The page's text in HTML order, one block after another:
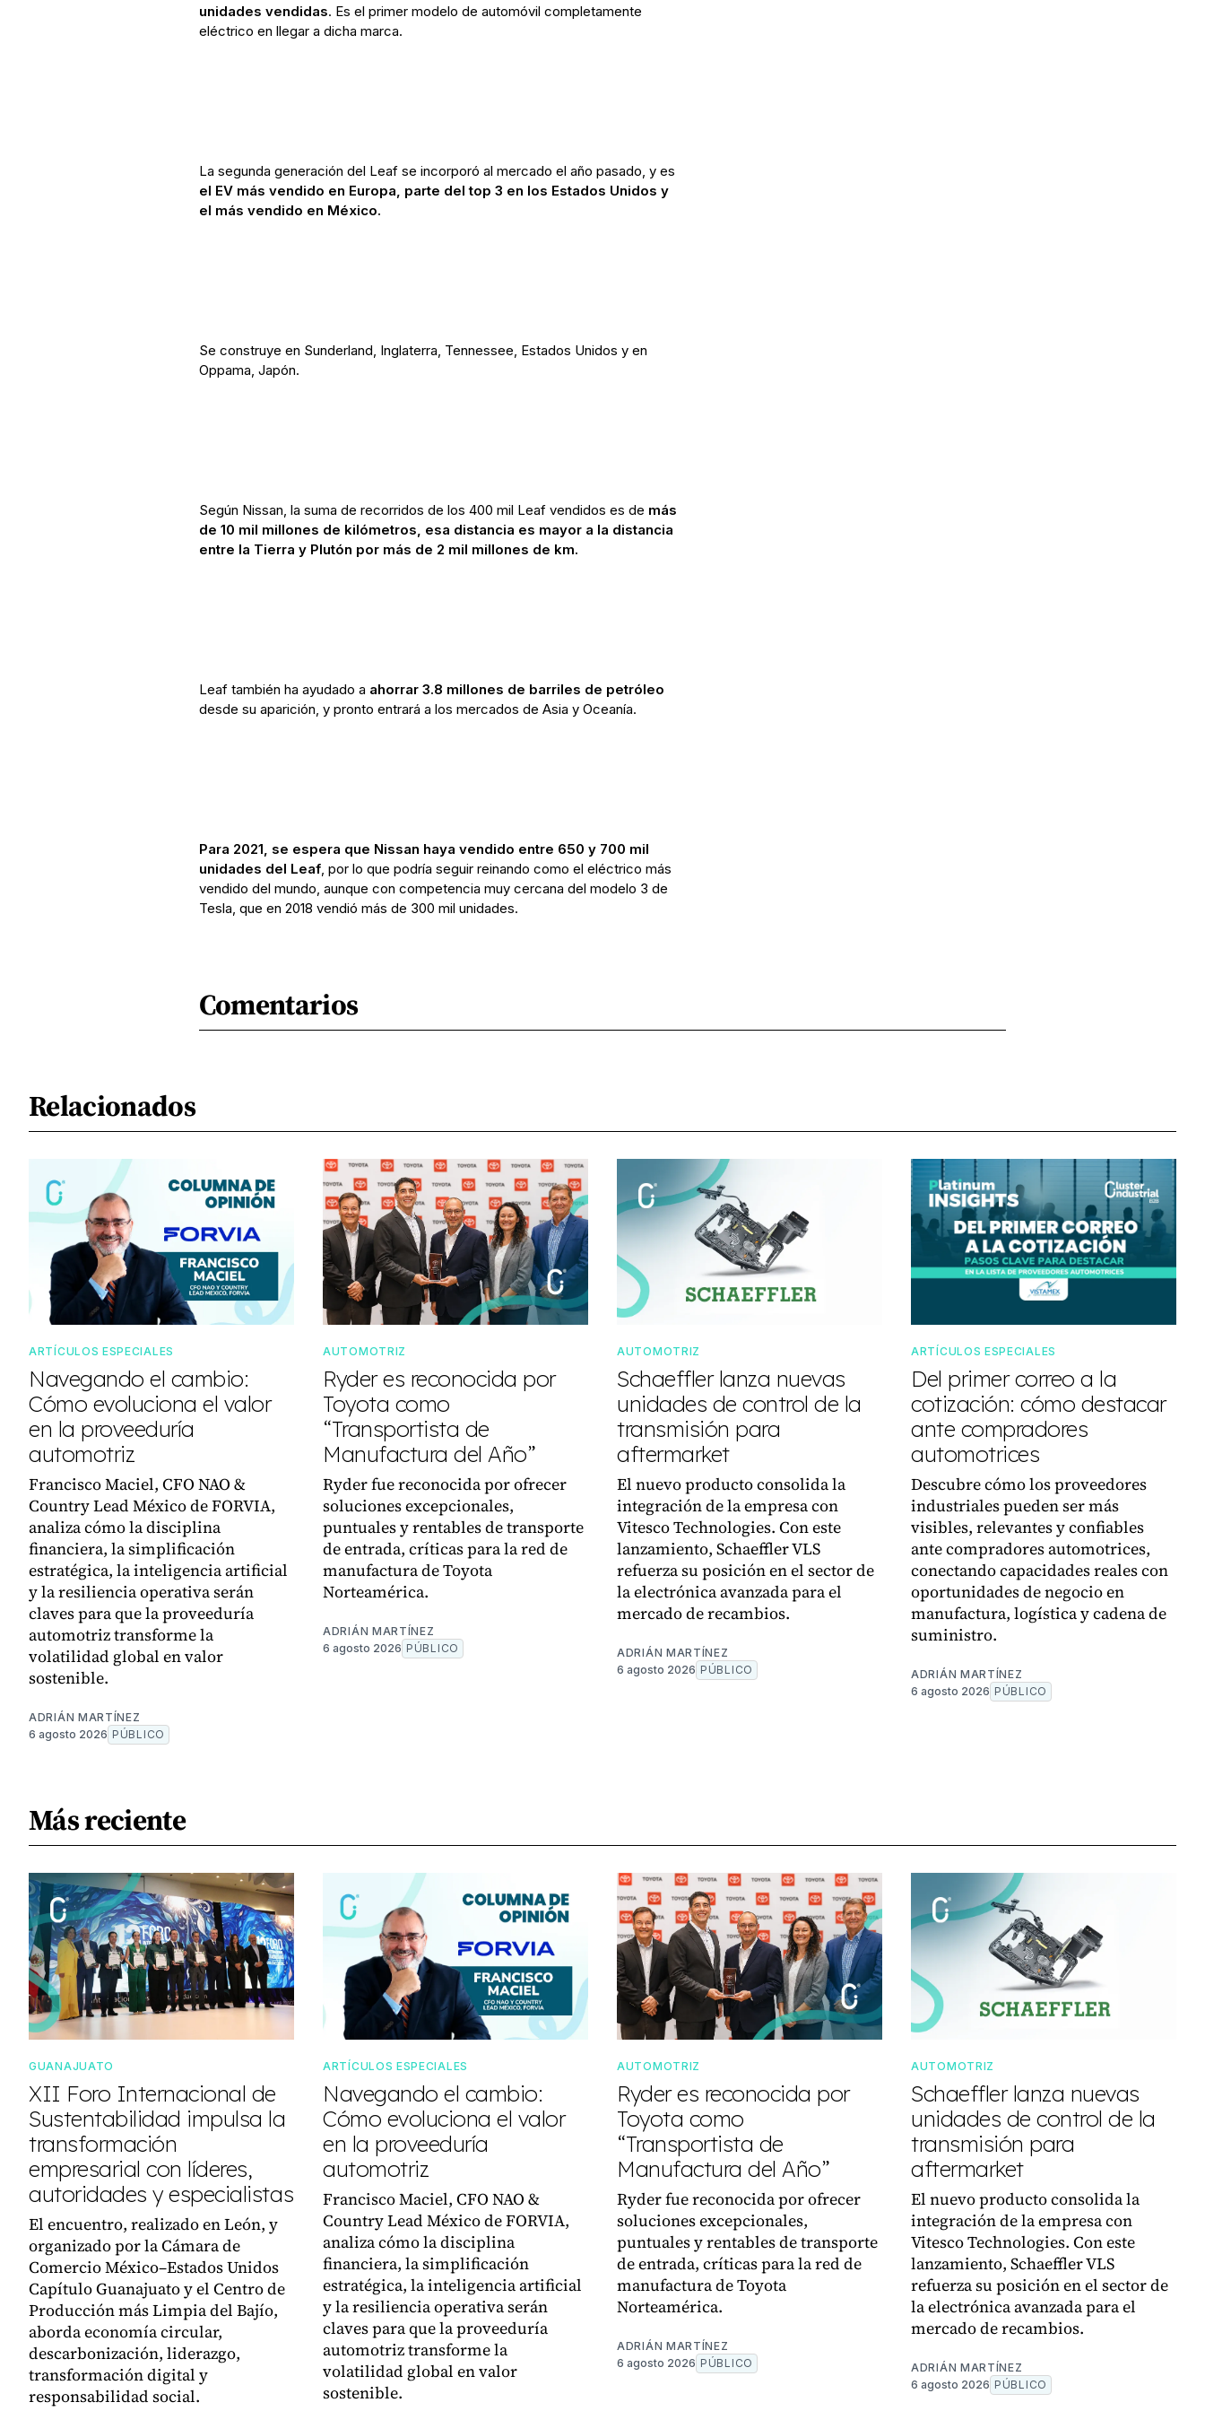
unidades vendidas. Es el primer modelo de automóvil completamente
eléctrico en llegar a dicha marca.
La segunda generación del Leaf se incorporó al mercado el año pasado, y es
el EV más vendido en Europa, parte del top 3 en los Estados Unidos y
el más vendido en México.
Se construye en Sunderland, Inglaterra, Tennessee, Estados Unidos y en
Oppama, Japón.
Según Nissan, la suma de recorridos de los 400 mil Leaf vendidos es de más
de 10 mil millones de kilómetros, esa distancia es mayor a la distancia
entre la Tierra y Plutón por más de 2 mil millones de km.
Leaf también ha ayudado a ahorrar 3.8 millones de barriles de petróleo
desde su aparición, y pronto entrará a los mercados de Asia y Oceanía.
Para 2021, se espera que Nissan haya vendido entre 650 y 700 mil
unidades del Leaf, por lo que podría seguir reinando como el eléctrico más
vendido del mundo, aunque con competencia muy cercana del modelo 3 de
Tesla, que en 2018 vendió más de 300 mil unidades.
Comentarios
Relacionados
ARTÍCULOS ESPECIALES
Navegando el cambio:
Cómo evoluciona el valor
en la proveeduría
automotriz
Francisco Maciel, CFO NAO &
Country Lead México de FORVIA,
analiza cómo la disciplina
financiera, la simplificación
estratégica, la inteligencia artificial
y la resiliencia operativa serán
claves para que la proveeduría
automotriz transforme la
volatilidad global en valor
sostenible.
ADRIÁN MARTÍNEZ
6 agosto 2026 PÚBLICO
AUTOMOTRIZ
Ryder es reconocida por
Toyota como
“Transportista de
Manufactura del Año”
Ryder fue reconocida por ofrecer
soluciones excepcionales,
puntuales y rentables de transporte
de entrada, críticas para la red de
manufactura de Toyota
Norteamérica.
ADRIÁN MARTÍNEZ
6 agosto 2026 PÚBLICO
AUTOMOTRIZ
Schaeffler lanza nuevas
unidades de control de la
transmisión para
aftermarket
El nuevo producto consolida la
integración de la empresa con
Vitesco Technologies. Con este
lanzamiento, Schaeffler VLS
refuerza su posición en el sector de
la electrónica avanzada para el
mercado de recambios.
ADRIÁN MARTÍNEZ
6 agosto 2026 PÚBLICO
ARTÍCULOS ESPECIALES
Del primer correo a la
cotización: cómo destacar
ante compradores
automotrices
Descubre cómo los proveedores
industriales pueden ser más
visibles, relevantes y confiables
ante compradores automotrices,
conectando capacidades reales con
oportunidades de negocio en
manufactura, logística y cadena de
suministro.
ADRIÁN MARTÍNEZ
6 agosto 2026 PÚBLICO
Más reciente
GUANAJUATO
XII Foro Internacional de
Sustentabilidad impulsa la
transformación
empresarial con líderes,
autoridades y especialistas
El encuentro, realizado en León, y
organizado por la Cámara de
Comercio México–Estados Unidos
Capítulo Guanajuato y el Centro de
Producción más Limpia del Bajío,
aborda economía circular,
descarbonización, liderazgo,
transformación digital y
responsabilidad social.
ARTÍCULOS ESPECIALES
Navegando el cambio:
Cómo evoluciona el valor
en la proveeduría
automotriz
Francisco Maciel, CFO NAO &
Country Lead México de FORVIA,
analiza cómo la disciplina
financiera, la simplificación
estratégica, la inteligencia artificial
y la resiliencia operativa serán
claves para que la proveeduría
automotriz transforme la
volatilidad global en valor
sostenible.
AUTOMOTRIZ
Ryder es reconocida por
Toyota como
“Transportista de
Manufactura del Año”
Ryder fue reconocida por ofrecer
soluciones excepcionales,
puntuales y rentables de transporte
de entrada, críticas para la red de
manufactura de Toyota
Norteamérica.
ADRIÁN MARTÍNEZ
6 agosto 2026 PÚBLICO
AUTOMOTRIZ
Schaeffler lanza nuevas
unidades de control de la
transmisión para
aftermarket
El nuevo producto consolida la
integración de la empresa con
Vitesco Technologies. Con este
lanzamiento, Schaeffler VLS
refuerza su posición en el sector de
la electrónica avanzada para el
mercado de recambios.
ADRIÁN MARTÍNEZ
6 agosto 2026 PÚBLICO